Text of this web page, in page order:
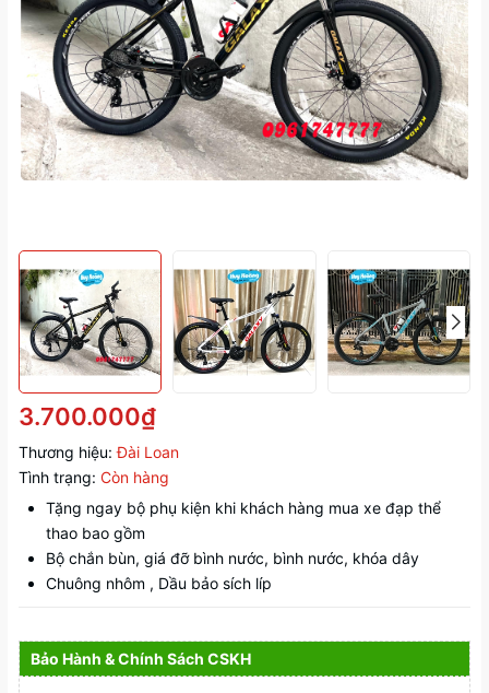
3.700.000₫
Thương hiệu: Đài Loan
Tình trạng: Còn hàng
Tặng ngay bộ phụ kiện khi khách hàng mua xe đạp thể
thao bao gồm
Bộ chắn bùn, giá đỡ bình nước, bình nước, khóa dây
Chuông nhôm , Dầu bảo sích líp
Bảo Hành & Chính Sách CSKH